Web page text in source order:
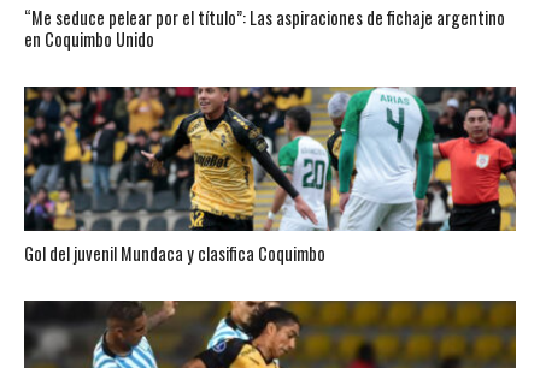
“Me seduce pelear por el título”: Las aspiraciones de fichaje argentino
en Coquimbo Unido
Gol del juvenil Mundaca y clasifica Coquimbo